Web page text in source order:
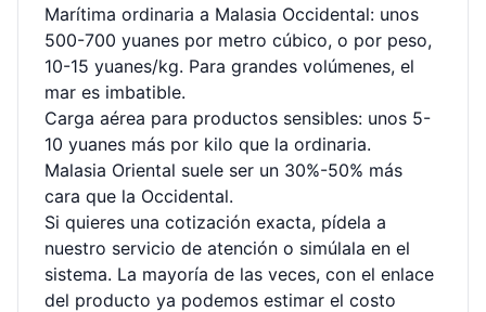
Marítima ordinaria a Malasia Occidental: unos
500-700 yuanes por metro cúbico, o por peso,
10-15 yuanes/kg. Para grandes volúmenes, el
mar es imbatible.
Carga aérea para productos sensibles: unos 5-
10 yuanes más por kilo que la ordinaria.
Malasia Oriental suele ser un 30%-50% más
cara que la Occidental.
Si quieres una cotización exacta, pídela a
nuestro servicio de atención o simúlala en el
sistema. La mayoría de las veces, con el enlace
del producto ya podemos estimar el costo